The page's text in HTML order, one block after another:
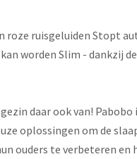
ruisgeluiden Stopt
worden Slim - dankzij
daar ook van! Pabobo
oplossingen om de
ouders te verbeteren en